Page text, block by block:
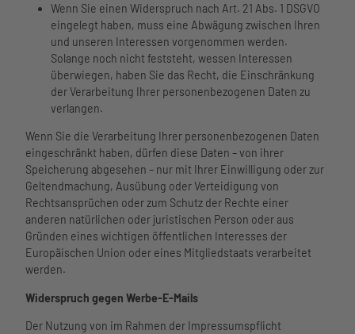
Wenn Sie einen Widerspruch nach Art. 21 Abs. 1 DSGVO
eingelegt haben, muss eine Abwägung zwischen Ihren
und unseren Interessen vorgenommen werden.
Solange noch nicht feststeht, wessen Interessen
überwiegen, haben Sie das Recht, die Einschränkung
der Verarbeitung Ihrer personenbezogenen Daten zu
verlangen.
Wenn Sie die Verarbeitung Ihrer personenbezogenen Daten
eingeschränkt haben, dürfen diese Daten – von ihrer
Speicherung abgesehen – nur mit Ihrer Einwilligung oder zur
Geltendmachung, Ausübung oder Verteidigung von
Rechtsansprüchen oder zum Schutz der Rechte einer
anderen natürlichen oder juristischen Person oder aus
Gründen eines wichtigen öffentlichen Interesses der
Europäischen Union oder eines Mitgliedstaats verarbeitet
werden.
Widerspruch gegen Werbe-E-Mails
Der Nutzung von im Rahmen der Impressumspflicht